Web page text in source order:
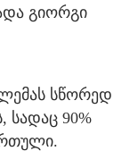
გიორგი
სწორედ
სადაც 90%